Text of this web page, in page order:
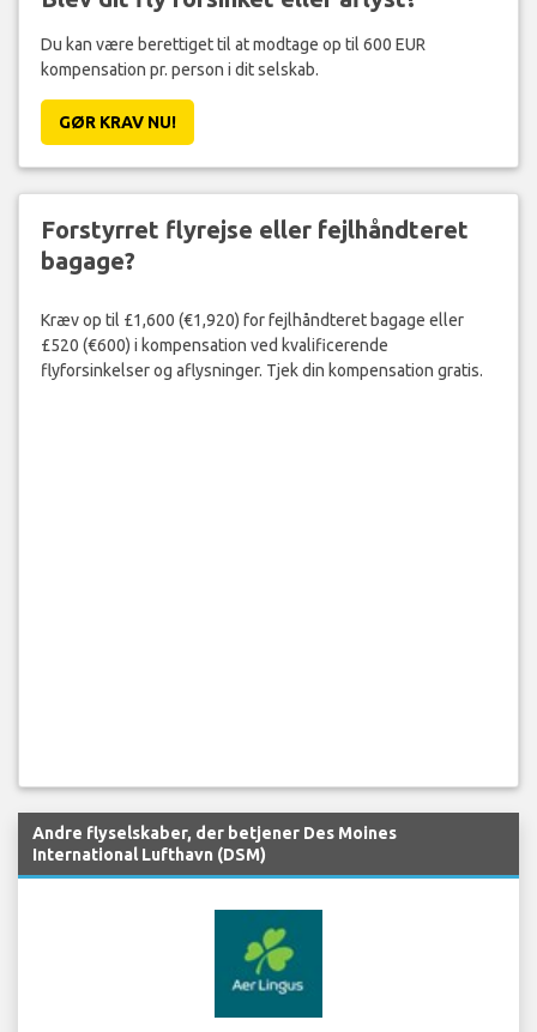
Du kan være berettiget til at modtage op til 600 EUR
kompensation pr. person i dit selskab.
GØR KRAV NU!
Forstyrret flyrejse eller fejlhåndteret
bagage?
Kræv op til £1,600 (€1,920) for fejlhåndteret bagage eller
£520 (€600) i kompensation ved kvalificerende
flyforsinkelser og aflysninger. Tjek din kompensation gratis.
Andre flyselskaber, der betjener Des Moines
International Lufthavn (DSM)